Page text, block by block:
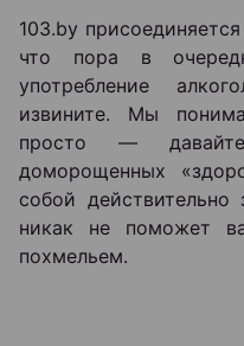
103.by
что пора в
употребление
извините. Мы
просто —
доморощенных
собой
никак не поможет
похмельем.